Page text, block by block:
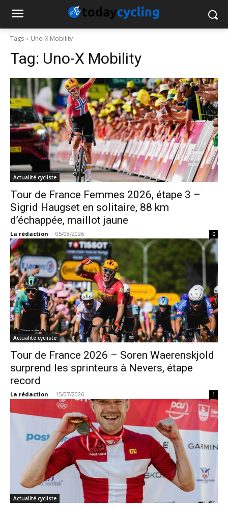
Tags Uno-X Mobility
Tag: Uno-X Mobility
Actualité cycliste
Tour de France Femmes 2026, étape 3 –
Sigrid Haugset en solitaire, 88 km
d’échappée, maillot jaune
La rédaction - 05/08/2026 0
Actualité cycliste
Tour de France 2026 – Soren Waerenskjold
surprend les sprinteurs à Nevers, étape
record
La rédaction - 15/07/2026 1
Actualité cycliste